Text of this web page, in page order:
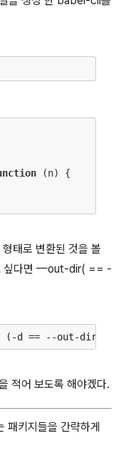
(n)
{
태로 변환된 것을 볼
싶다면 —out-dir( == -
적어 보도록 해야겠다.
패키지들을 간략하게